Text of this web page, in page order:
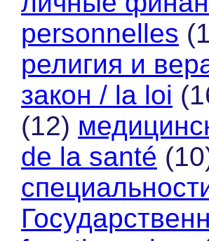
personnelles
религия и
закон / la loi
(12)
de la santé